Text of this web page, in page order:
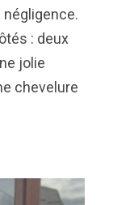
: deux
jolie
chevelure